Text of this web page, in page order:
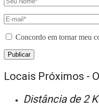
Concordo em tornar meu
Locais Próximos -
Distância de 2